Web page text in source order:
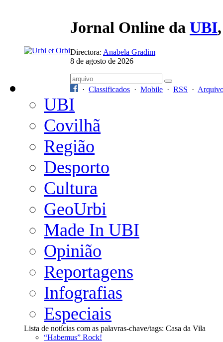
Jornal Online da UBI
Directora: Anabela Gradim
8 de agosto de 2026
· Classificados · Mobile · RSS ·
UBI
Covilhã
Região
Desporto
Cultura
GeoUrbi
Made In UBI
Opinião
Reportagens
Infografias
Especiais
Lista de notícias com as palavras-chave/tags: Casa da Vila
“Habemus” Rock!